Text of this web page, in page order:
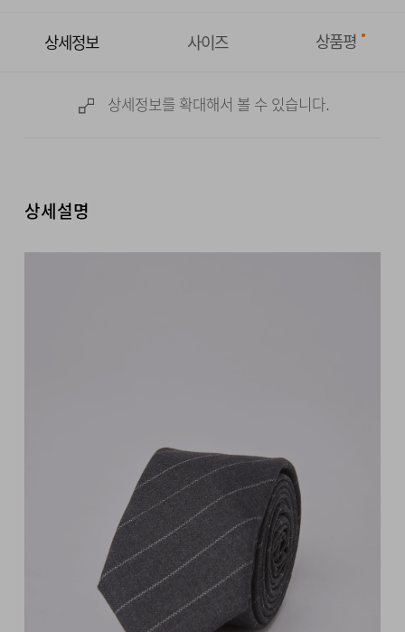
상세정보 사이즈 상품평
상세정보를 확대해서 볼 수 있습니다.
상세설명